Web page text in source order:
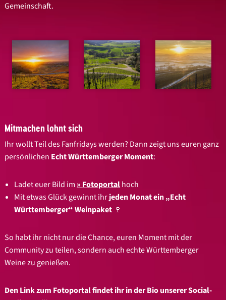
Gemeinschaft.
Mitmachen lohnt sich
Ihr wollt Teil des Fanfridays werden? Dann zeigt uns euren ganz
persönlichen Echt Württemberger Moment:
Ladet euer Bild im Fotoportalhoch
Mit etwas Glück gewinnt ihrjeden Monat ein „Echt
Württemberger“ Weinpaket 🍷
So habt ihr nicht nur die Chance, euren Moment mit der
Community zu teilen, sondern auch echte Württemberger
Weine zu genießen.
Den Link zum Fotoportal findet ihr in der Bio unserer Social-